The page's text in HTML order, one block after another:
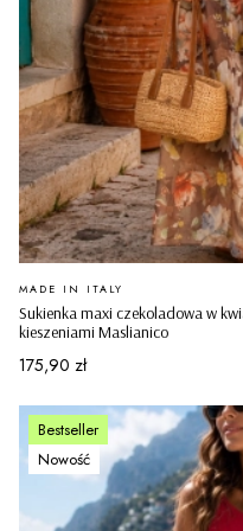
Sukienka maxi czekoladowa w
kieszeniami Maslianico
PRODUCENT
MADE IN ITALY
Cena
175,90 zł
Bestseller
Nowość